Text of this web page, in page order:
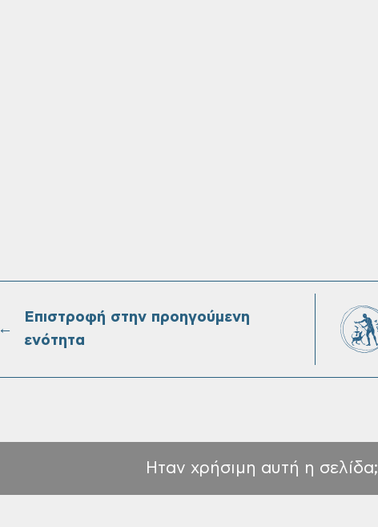
←
Επιστροφή στην προηγούμενη
ενότητα
Ηταν χρήσιμη αυτή η σελίδα;